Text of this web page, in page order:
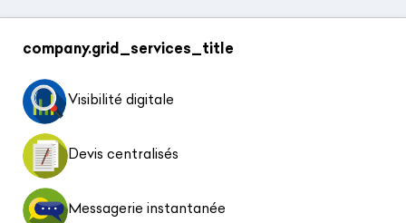
company.grid_services_title
Visibilité digitale
Devis centralisés
Messagerie instantanée